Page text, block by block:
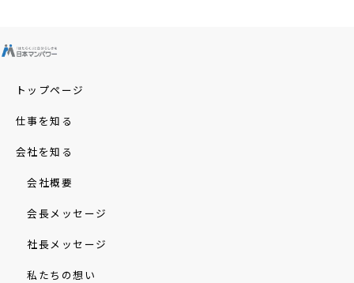
トップページ
仕事を知る
会社を知る
会社概要
会長メッセージ
社長メッセージ
私たちの想い